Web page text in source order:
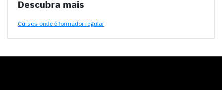
Descubra mais
Cursos onde é formador regular